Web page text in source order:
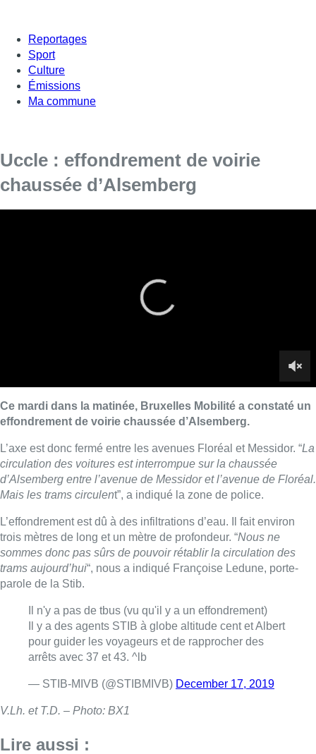
Reportages
Sport
Culture
Émissions
Ma commune
Uccle : effondrement de voirie
chaussée d’Alsemberg
d’Alsemberg entre l’avenue de Messidor et l’avenue de Floréal.
t”, a indiqué la zone de police.
Nous ne
sommes donc pas sûrs de pouvoir rétablir la circulation des
“, nous a indiqué Françoise Ledune, porte-
Il n'y a pas de tbus (vu qu'il y a un effondrement)
pour guider les voyageurs et de rapprocher des
arrêts avec 37 et 43. ^lb
— STIB-MIVB (@STIBMIVB) December 17, 2019
V.Lh. et T.D. – Photo: BX1
Lire aussi :
Schaerbeek : un important incendie
dans un entrepôt maîtrisé après
plusieurs heures d’intervention